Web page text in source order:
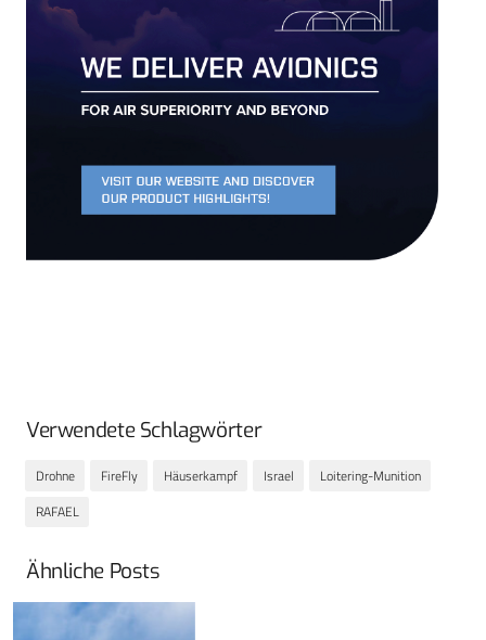
Verwendete Schlagwörter
Drohne FireFly Häuserkampf Israel
Loitering-Munition
RAFAEL
Ähnliche Posts